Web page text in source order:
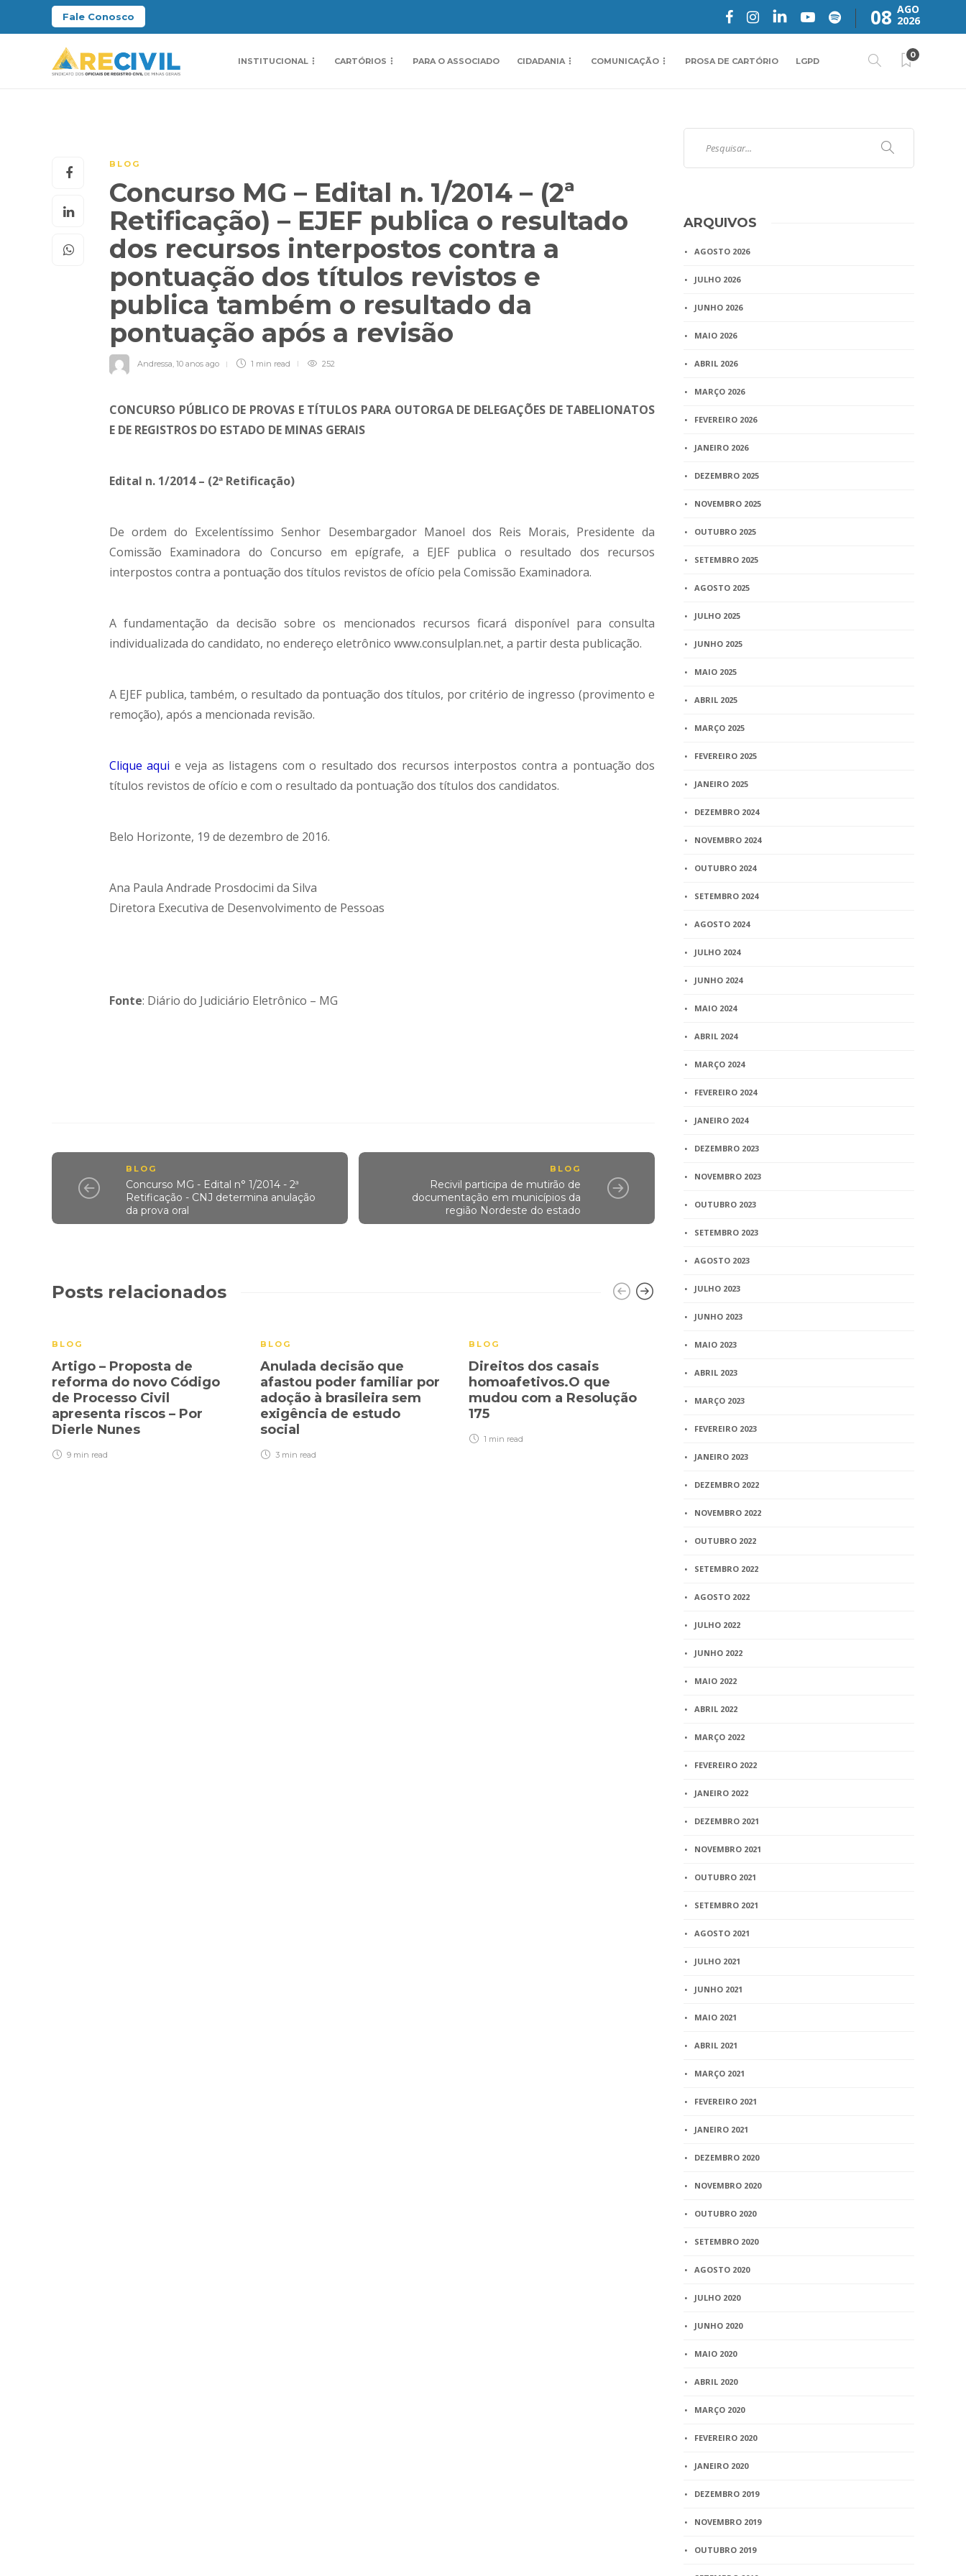
Fale Conosco 08 AGO
2026
INSTITUCIONAL CARTÓRIOS PARA O ASSOCIADO CIDADANIA COMUNICAÇÃO PROSA DE CARTÓRIO LGPD
0
BLOG
Concurso MG – Edital n. 1/2014 – (2ª
Retificação) – EJEF publica o resultado
dos recursos interpostos contra a
pontuação dos títulos revistos e
publica também o resultado da
pontuação após a revisão
Andressa, 10 anos ago 1 min read 252
CONCURSO PÚBLICO DE PROVAS E TÍTULOS PARA OUTORGA DE DELEGAÇÕES DE TABELIONATOS
E DE REGISTROS DO ESTADO DE MINAS GERAIS
Edital n. 1/2014 – (2ª Retificação)
De ordem do Excelentíssimo Senhor Desembargador Manoel dos Reis Morais, Presidente da
Comissão Examinadora do Concurso em epígrafe, a EJEF publica o resultado dos recursos
interpostos contra a pontuação dos títulos revistos de ofício pela Comissão Examinadora.
A fundamentação da decisão sobre os mencionados recursos ficará disponível para consulta
individualizada do candidato, no endereço eletrônico www.consulplan.net, a partir desta publicação.
A EJEF publica, também, o resultado da pontuação dos títulos, por critério de ingresso (provimento e
remoção), após a mencionada revisão.
Clique aqui e veja as listagens com o resultado dos recursos interpostos contra a pontuação dos
títulos revistos de ofício e com o resultado da pontuação dos títulos dos candidatos.
Belo Horizonte, 19 de dezembro de 2016.
Ana Paula Andrade Prosdocimi da Silva
Diretora Executiva de Desenvolvimento de Pessoas
Fonte: Diário do Judiciário Eletrônico – MG
BLOG
Concurso MG - Edital n° 1/2014 - 2ª
Retificação - CNJ determina anulação
da prova oral
BLOG
Recivil participa de mutirão de
documentação em municípios da
região Nordeste do estado
Posts relacionados
BLOG
Artigo – Proposta de
reforma do novo Código
de Processo Civil
apresenta riscos – Por
Dierle Nunes
9 min read
BLOG
Anulada decisão que
afastou poder familiar por
adoção à brasileira sem
exigência de estudo
social
3 min read
BLOG
Direitos dos casais
homoafetivos.O que
mudou com a Resolução
175
1 min read
BLOG
Representantes do
colocação no 1º
Society SERJUS
2 minread
ARQUIVOS
AGOSTO 2026
JULHO 2026
JUNHO 2026
MAIO 2026
ABRIL 2026
MARÇO 2026
FEVEREIRO 2026
JANEIRO 2026
DEZEMBRO 2025
NOVEMBRO 2025
OUTUBRO 2025
SETEMBRO 2025
AGOSTO 2025
JULHO 2025
JUNHO 2025
MAIO 2025
ABRIL 2025
MARÇO 2025
FEVEREIRO 2025
JANEIRO 2025
DEZEMBRO 2024
NOVEMBRO 2024
OUTUBRO 2024
SETEMBRO 2024
AGOSTO 2024
JULHO 2024
JUNHO 2024
MAIO 2024
ABRIL 2024
MARÇO 2024
FEVEREIRO 2024
JANEIRO 2024
DEZEMBRO 2023
NOVEMBRO 2023
OUTUBRO 2023
SETEMBRO 2023
AGOSTO 2023
JULHO 2023
JUNHO 2023
MAIO 2023
ABRIL 2023
MARÇO 2023
FEVEREIRO 2023
JANEIRO 2023
DEZEMBRO 2022
NOVEMBRO 2022
OUTUBRO 2022
SETEMBRO 2022
AGOSTO 2022
JULHO 2022
JUNHO 2022
MAIO 2022
ABRIL 2022
MARÇO 2022
FEVEREIRO 2022
JANEIRO 2022
DEZEMBRO 2021
NOVEMBRO 2021
OUTUBRO 2021
SETEMBRO 2021
AGOSTO 2021
JULHO 2021
JUNHO 2021
MAIO 2021
ABRIL 2021
MARÇO 2021
FEVEREIRO 2021
JANEIRO 2021
DEZEMBRO 2020
NOVEMBRO 2020
OUTUBRO 2020
SETEMBRO 2020
AGOSTO 2020
JULHO 2020
JUNHO 2020
MAIO 2020
ABRIL 2020
MARÇO 2020
FEVEREIRO 2020
JANEIRO 2020
DEZEMBRO 2019
NOVEMBRO 2019
OUTUBRO 2019